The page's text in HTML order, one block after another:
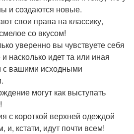
и создаются новые.
свои права на классику,
со вкусом!
уверенно вы чувствуете себя
насколько идет та или иная
с вашими исходными
могут как выступать
с короткой верхней одеждой
кстати, идут почти всем!